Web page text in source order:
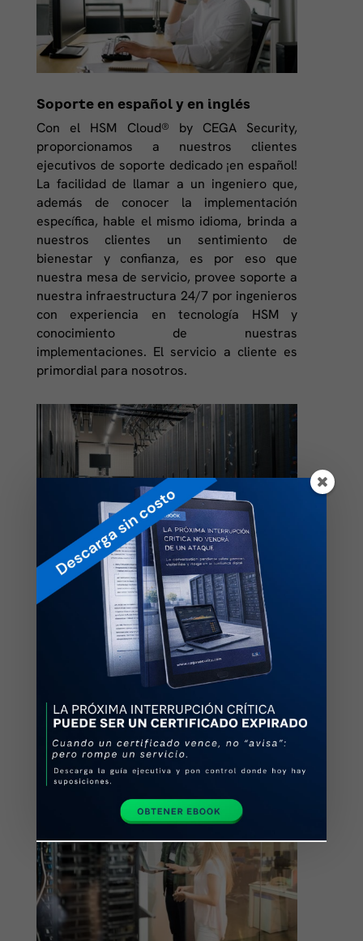
Soporte en español y en inglés
Con el HSM Cloud® by CEGA Security,
proporcionamos a nuestros clientes
ejecutivos de soporte dedicado ¡en español!
La facilidad de llamar a un ingeniero que,
además de conocer la implementación
específica, hable el mismo idioma, brinda a
nuestros clientes un sentimiento de
bienestar y confianza, es por eso que
nuestra mesa de servicio, provee soporte a
nuestra infraestructura 24/7 por ingenieros
con experiencia en tecnología HSM y
conocimiento de nuestras
implementaciones. El servicio a cliente es
primordial para nosotros.
Hospedado en Data Centers con los
más altos estándares de seguridad
Nuestra solución HSM Cloud® by CEGA
Security, cuenta con equipos con que se
encuentran resguardados en centros de
datos con certificación ICREA 4 e ICREA 5 en
México.
Motrar más